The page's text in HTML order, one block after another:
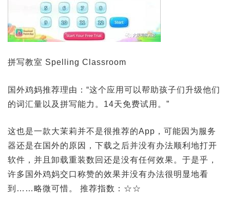
拼写教室 Spelling Classroom
国外鸡妈推荐理由：“这个应用可以帮助孩子们升级他们
的词汇量以及拼写能力。14天免费试用。”
这也是一款大茉莉并不是很推荐的App，可能因为服务
器还是在国外的原因，下载之后并没有办法顺利地打开
软件，并且卸载重装数回还是没有任何效果。于是乎，
许多国外鸡妈交口称赞的效果并没有办法很明显地看
到……略微可惜。 推荐指数：☆☆